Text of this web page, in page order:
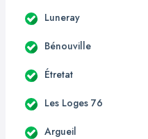
Luneray
Bénouville
Étretat
Les Loges 76
Argueil